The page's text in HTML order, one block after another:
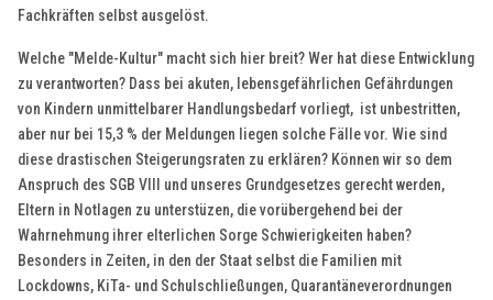
Fachkräften selbst ausgelöst.
Welche "Melde-Kultur" macht sich hier breit? Wer hat diese Entwicklung
zu verantworten? Dass bei akuten, lebensgefährlichen Gefährdungen
von Kindern unmittelbarer Handlungsbedarf vorliegt, ist unbestritten,
aber nur bei 15,3 % der Meldungen liegen solche Fälle vor. Wie sind
diese drastischen Steigerungsraten zu erklären? Können wir so dem
Anspruch des SGB VIII und unseres Grundgesetzes gerecht werden,
Eltern in Notlagen zu unterstüzen, die vorübergehend bei der
Wahrnehmung ihrer elterlichen Sorge Schwierigkeiten haben?
Besonders in Zeiten, in den der Staat selbst die Familien mit
Lockdowns, KiTa- und Schulschließungen, Quarantäneverordnungen